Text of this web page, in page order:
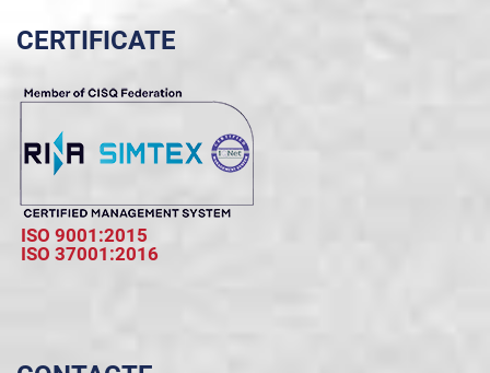
CERTIFICATE
ISO 9001:2015
ISO 37001:2016